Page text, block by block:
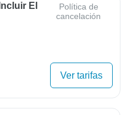
El
Política de
cancelación
Ver tarifas